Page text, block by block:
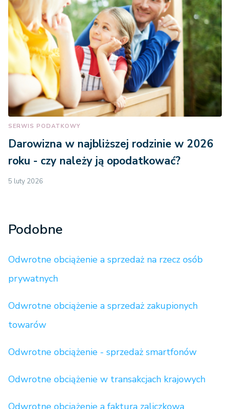
SERWIS PODATKOWY
Darowizna w najbliższej rodzinie w 2026
roku - czy należy ją opodatkować?
5 luty 2026
Podobne
Odwrotne obciążenie a sprzedaż na rzecz osób
prywatnych
Odwrotne obciążenie a sprzedaż zakupionych
towarów
Odwrotne obciążenie - sprzedaż smartfonów
Odwrotne obciążenie w transakcjach krajowych
Odwrotne obciążenie a faktura zaliczkowa